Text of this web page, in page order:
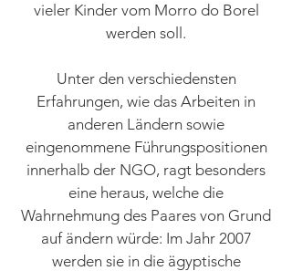
vieler Kinder vom Morro do Borel
werden soll.
Unter den verschiedensten
Erfahrungen, wie das Arbeiten in
anderen Ländern sowie
eingenommene Führungspositionen
innerhalb der NGO, ragt besonders
eine heraus, welche die
Wahrnehmung des Paares von Grund
auf ändern würde: Im Jahr 2007
werden sie in die ägyptische